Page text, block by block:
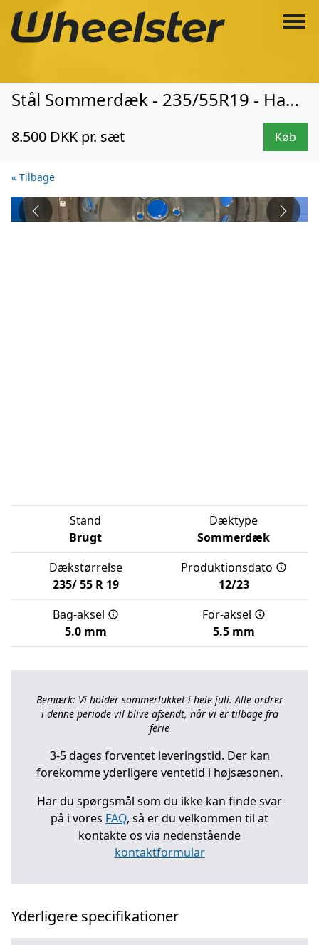
Stål Sommerdæk - 235/55R19 - Hankook (3843)
8.500 DKK pr. sæt Køb
« Tilbage
Stand
Brugt
Dæktype
Sommerdæk
Dækstørrelse
235/ 55 R 19
Produktionsdato
12/23
Bag-aksel
5.0 mm
For-aksel
5.5 mm
Bemærk: Vi holder sommerlukket i hele juli. Alle ordrer
i denne periode vil blive afsendt, når vi er tilbage fra
ferie
3-5 dages forventet leveringstid. Der kan
forekomme yderligere ventetid i højsæsonen.
Har du spørgsmål som du ikke kan finde svar
på i vores FAQ, så er du velkommen til at
kontakte os via nedenstående
kontaktformular
Yderligere specifikationer